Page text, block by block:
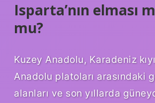
Isparta’nın elması
mu?
Kuzey Anadolu, Karadeniz
Anadolu platoları arasındaki
alanları ve son yıllarda